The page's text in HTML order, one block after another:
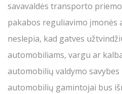
savavaldės transporto
pakabos reguliavimo įmonės
neslepia, kad gatves
automobiliams, vargu ar
automobilių valdymo
automobilių gamintojai bus